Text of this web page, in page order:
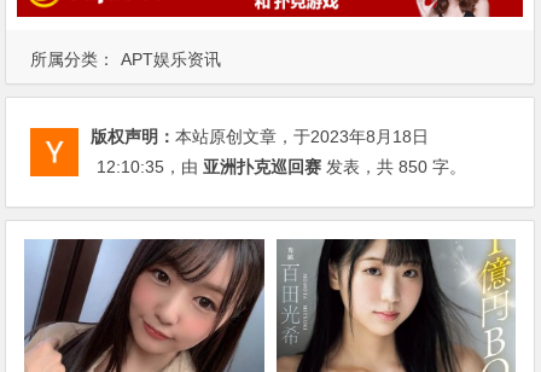
所属分类： APT娱乐资讯
版权声明：本站原创文章，于2023年8月18日
12:10:35 ，由 亚洲扑克巡回赛 发表，共 850 字。